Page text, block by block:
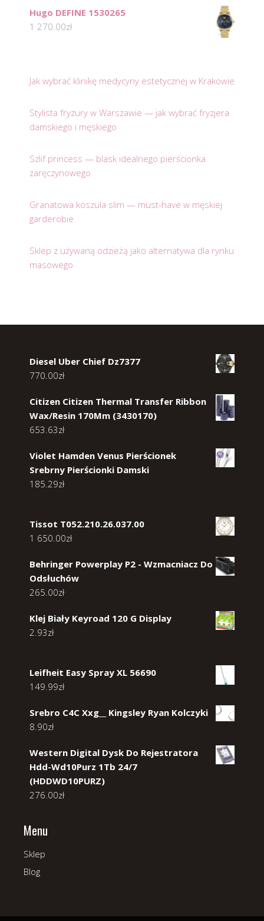
Hugo DEFINE 1530265
1 270.00zł
Jak wybrać klinikę medycyny estetycznej w Krakowie
Stylista fryzury w Warszawie — jak wybrać fryzjera
damskiego i męskiego
Szlif princess — blask idealnego pierścionka
zaręczynowego
Granatowa koszula slim — must-have w męskiej
garderobie
Sklep z używaną odzieżą jako alternatywa dla rynku
masowego
Diesel Uber Chief Dz7377
770.00zł
Citizen Citizen Thermal Transfer Ribbon
Wax/Resin 170Mm (3430170)
653.63zł
Violet Hamden Venus Pierścionek
Srebrny Pierścionki Damski
185.29zł
Tissot T052.210.26.037.00
1 650.00zł
Behringer Powerplay P2 - Wzmacniacz Do
Odsłuchów
265.00zł
Klej Biały Keyroad 120 G Display
2.93zł
Leifheit Easy Spray XL 56690
149.99zł
Srebro C4C Xxg__ Kingsley Ryan Kolczyki
8.90zł
Western Digital Dysk Do Rejestratora
Hdd-Wd10Purz 1Tb 24/7
(HDDWD10PURZ)
276.00zł
Menu
Sklep
Blog